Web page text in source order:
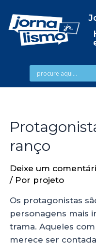
ranço
Deixe um
/ Por projeto
Os protagonistas
personagens mais
trama. Aqueles
merece ser